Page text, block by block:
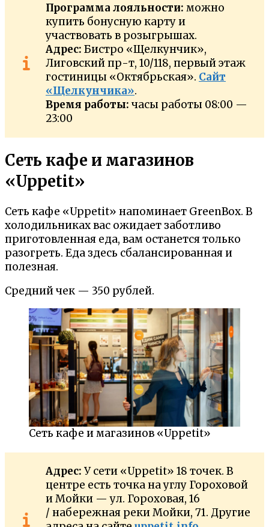
Программа лояльности: можно
купить бонусную карту и
участвовать в розыгрышах.
Адрес: Бистро «Щелкунчик»,
Лиговский пр-т, 10/118, первый этаж
гостиницы «Октябрьская». Сайт
«Щелкунчика».
Время работы: часы работы 08:00 —
23:00
Сеть кафе и магазинов
«Uppetit»
Сеть кафе «Uppetit» напоминает GreenBox. В
холодильниках вас ожидает заботливо
приготовленная еда, вам останется только
разогреть. Еда здесь сбалансированная и
полезная.
Средний чек — 350 рублей.
Сеть кафе и магазинов «Uppetit»
Адрес: У сети «Uppetit» 18 точек. В
центре есть точка на углу Гороховой
и Мойки — ул. Гороховая, 16
/ набережная реки Мойки, 71. Другие